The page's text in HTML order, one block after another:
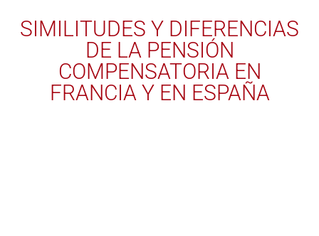
SIMILITUDES Y DIFERENCIAS
DE LA PENSIÓN
COMPENSATORIA EN
FRANCIA Y EN ESPAÑA